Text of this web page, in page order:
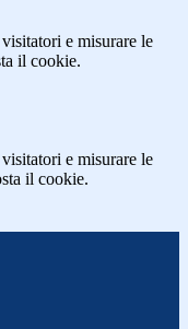
e misurare le
il cookie.
e misurare le
il cookie.